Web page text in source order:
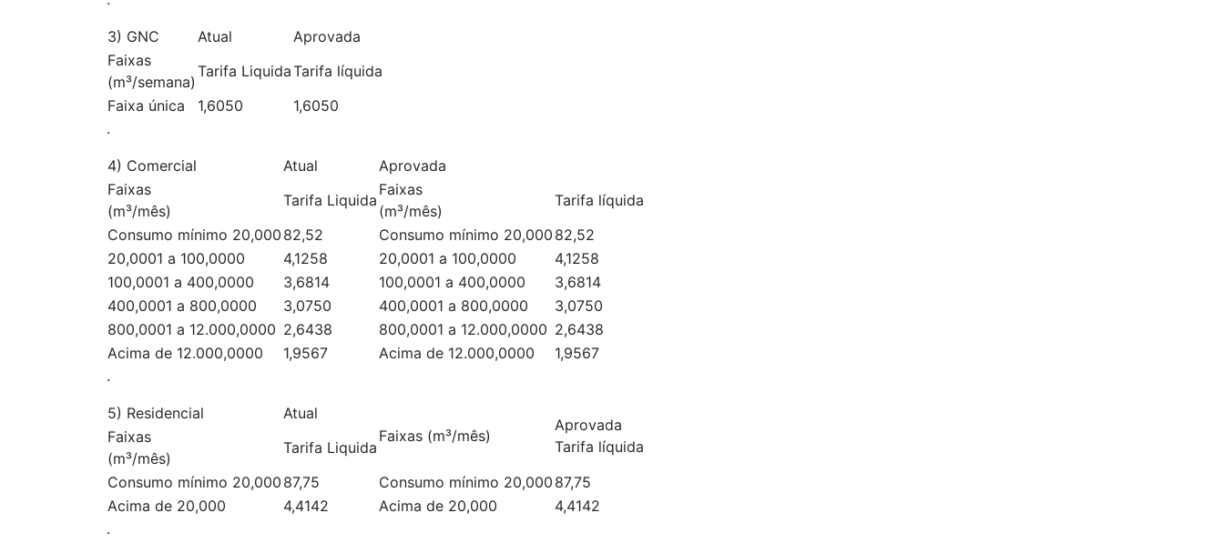
3) GNC Atual
Aprovada
Faixas
(m³/semana)
Tarifa LiquidaTarifa líquida
Faixa única
1,6050
1,6050
.
4) Comercial Atual
Aprovada
Faixas
(m³/mês)
Tarifa Liquida
Faixas
(m³/mês)
Tarifa líquida
Consumo mínimo 20,000 82,52 Consumo mínimo 20,000 82,52
20,0001 a 100,0000
4,1258 20,0001 a 100,0000
4,1258
100,0001 a 400,0000
3,6814 100,0001 a 400,0000
3,6814
400,0001 a 800,0000
3,0750 400,0001 a 800,0000
3,0750
800,0001 a 12.000,0000 2,6438 800,0001 a 12.000,0000 2,6438
Acima de 12.000,0000
1,9567 Acima de 12.000,0000
1,9567
.
5) Residencial
Atual
Faixas (m³/mês)
Aprovada
Tarifa líquida
Faixas
(m³/mês)
Tarifa Liquida
Consumo mínimo 20,000 87,75 Consumo mínimo 20,000 87,75
Acima de 20,000
4,4142 Acima de 20,000
4,4142
.